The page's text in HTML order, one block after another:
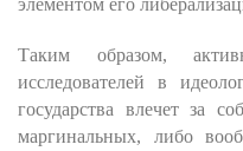
элементом его
Таким образом,
исследователей в
государства влечет за
маргинальных, либо